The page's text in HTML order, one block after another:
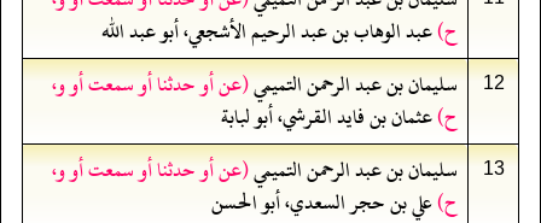
ح)عبد الوهاب بن عبد الرحيم الأشجعي، أبو عبد الله
12 سليمان بن عبد الرحمن التميمي(عن أو حدثنا أو سمعت أو و،
ح)عثمان بن فايد القرشي، أبو لبابة
13 سليمان بن عبد الرحمن التميمي(عن أو حدثنا أو سمعت أو و،
ح)علي بن حجر السعدي، أبو الحسن